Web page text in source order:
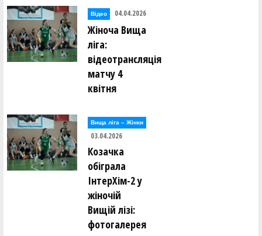
Відео 04.04.2026
Жіноча Вища
ліга:
відеотрансляція
матчу 4
квітня
Вища лiга – Жiнки
03.04.2026
Козачка
обіграла
ІнтерХім-2 у
жіночій
Вищій лізі:
фотогалерея